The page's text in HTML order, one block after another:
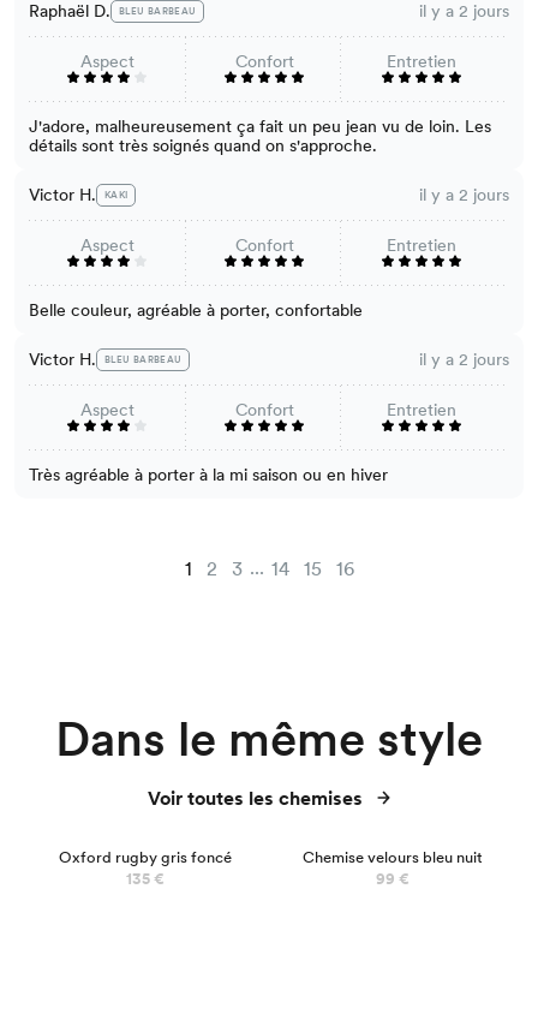
Raphaël D. BLEU BARBEAU il y a 2 jours
Aspect Confort Entretien
J'adore, malheureusement ça fait un peu jean vu de loin. Les
détails sont très soignés quand on s'approche.
Victor H. KAKI il y a 2 jours
Aspect Confort Entretien
Belle couleur, agréable à porter, confortable
Victor H. BLEU BARBEAU il y a 2 jours
Aspect Confort Entretien
Très agréable à porter à la mi saison ou en hiver
1 2 3 ... 14 15 16
Dans le même style
Voir toutes les chemises
Oxford rugby gris foncé
135 €
Chemise velours bleu nuit
99 €